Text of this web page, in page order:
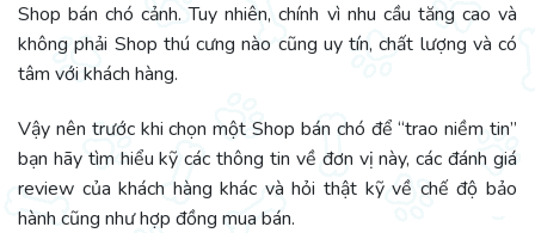
Shop bán chó cảnh. Tuy nhiên, chính vì nhu cầu tăng cao và
không phải Shop thú cưng nào cũng uy tín, chất lượng và có
tâm với khách hàng.
Vậy nên trước khi chọn một Shop bán chó để “trao niềm tin”
bạn hãy tìm hiểu kỹ các thông tin về đơn vị này, các đánh giá
review của khách hàng khác và hỏi thật kỹ về chế độ bảo
hành cũng như hợp đồng mua bán.